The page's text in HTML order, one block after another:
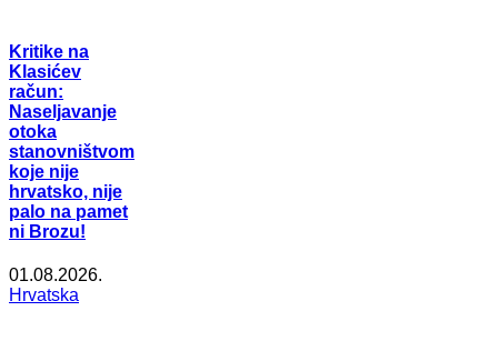
Kritike na
Klasićev
račun:
Naseljavanje
otoka
stanovništvom
koje nije
hrvatsko, nije
palo na pamet
ni Brozu!
01.08.2026.
Hrvatska